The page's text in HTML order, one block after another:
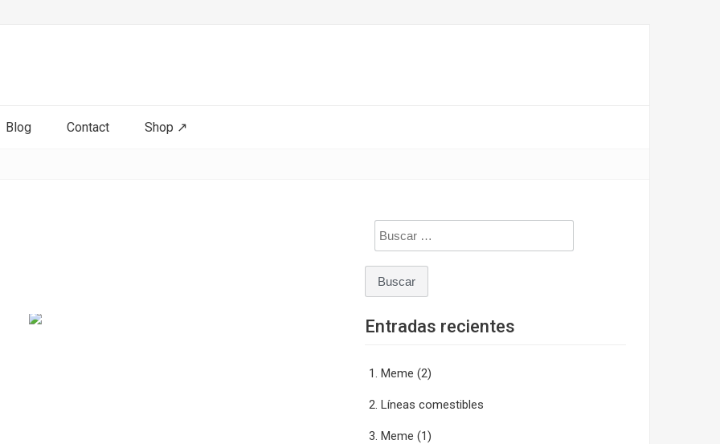
Blog Contact Shop ↗
Buscar:
Entradas recientes
Meme (2)
Líneas comestibles
Meme (1)